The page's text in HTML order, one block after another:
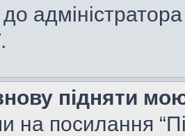
до
підняти
на посилання